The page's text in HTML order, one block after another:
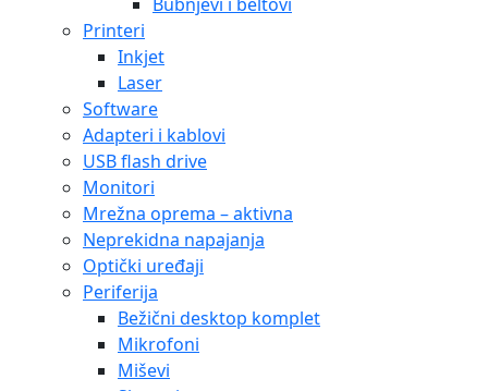
Printeri
Inkjet
Laser
Software
Adapteri i kablovi
USB flash drive
Monitori
Mrežna oprema – aktivna
Neprekidna napajanja
Optički uređaji
Periferija
Bežični desktop komplet
Mikrofoni
Miševi